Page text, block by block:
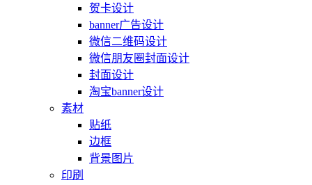
贺卡设计
banner广告设计
微信二维码设计
微信朋友圈封面设计
封面设计
淘宝banner设计
素材
贴纸
边框
背景图片
印刷